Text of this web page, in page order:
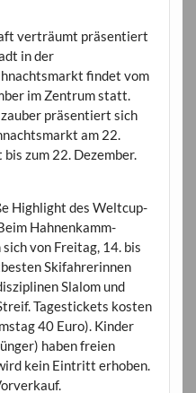
verträumt präsentiert
in der
findet vom
im Zentrum statt.
präsentiert sich
am 22.
zum 22. Dezember.
Highlight des Weltcup-
Hahnenkamm-
von Freitag, 14. bis
Skifahrerinnen
Slalom und
Tagestickets kosten
40 Euro). Kinder
haben freien
kein Eintritt erhoben.